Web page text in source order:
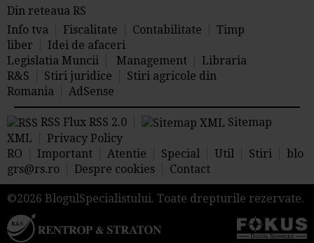
Din reteaua RS
Info tva
Fiscalitate Contabilitate
Timp
liber
Idei de afaceri
Legislatia Muncii
Management
Libraria
R&S
Stiri juridice
Stiri agricole din
Romania
AdSense
RSS Flux RSS 2.0
Sitemap
XML
Privacy Policy
RO
Important Atentie Special Util Stiri
blo
grs@rs.ro
Despre cookies Contact
©2026 BlogulSpecialistului. Toate drepturile rezervate.